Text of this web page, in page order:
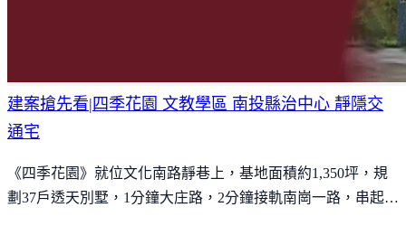
建案搶先看|四季花園 文教學區 南投縣治中心 靜隱交
通宅
《四季花園》就位文化南路靜巷上，基地面積約1,350坪，規
劃37戶透天別墅，1分鐘大庄路，2分鐘接軌南崗一路，串起這